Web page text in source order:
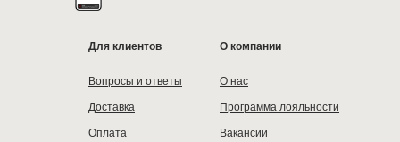
Для клиентов
Вопросы и ответы
Доставка
Оплата
О компании
О нас
Программа лояльности
Вакансии